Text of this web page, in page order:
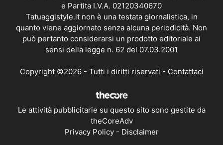
e Partita I.V.A. 02120340670
Tatuaggistyle.it non è una testata giornalistica, in
quanto viene aggiornato senza alcuna periodicità. Non
può pertanto considerarsi un prodotto editoriale ai
sensi della legge n. 62 del 07.03.2001
Copyright ©2026 - Tutti i diritti riservati - Contattaci
Le attività pubblicitarie su questo sito sono gestite da
theCoreAdv
Privacy Policy- Disclaimer